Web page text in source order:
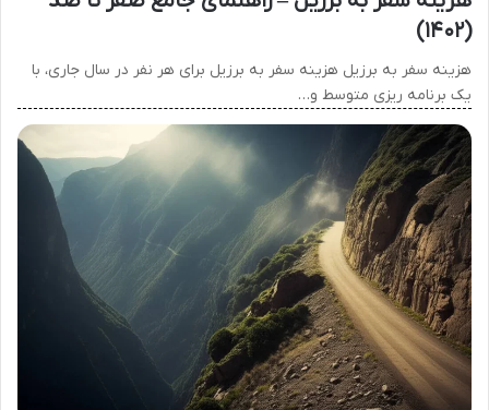
(۱۴۰۲)
هزینه سفر به برزیل هزینه سفر به برزیل برای هر نفر در سال جاری، با
یک برنامه ریزی متوسط و…